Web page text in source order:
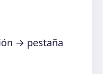
→ pestaña